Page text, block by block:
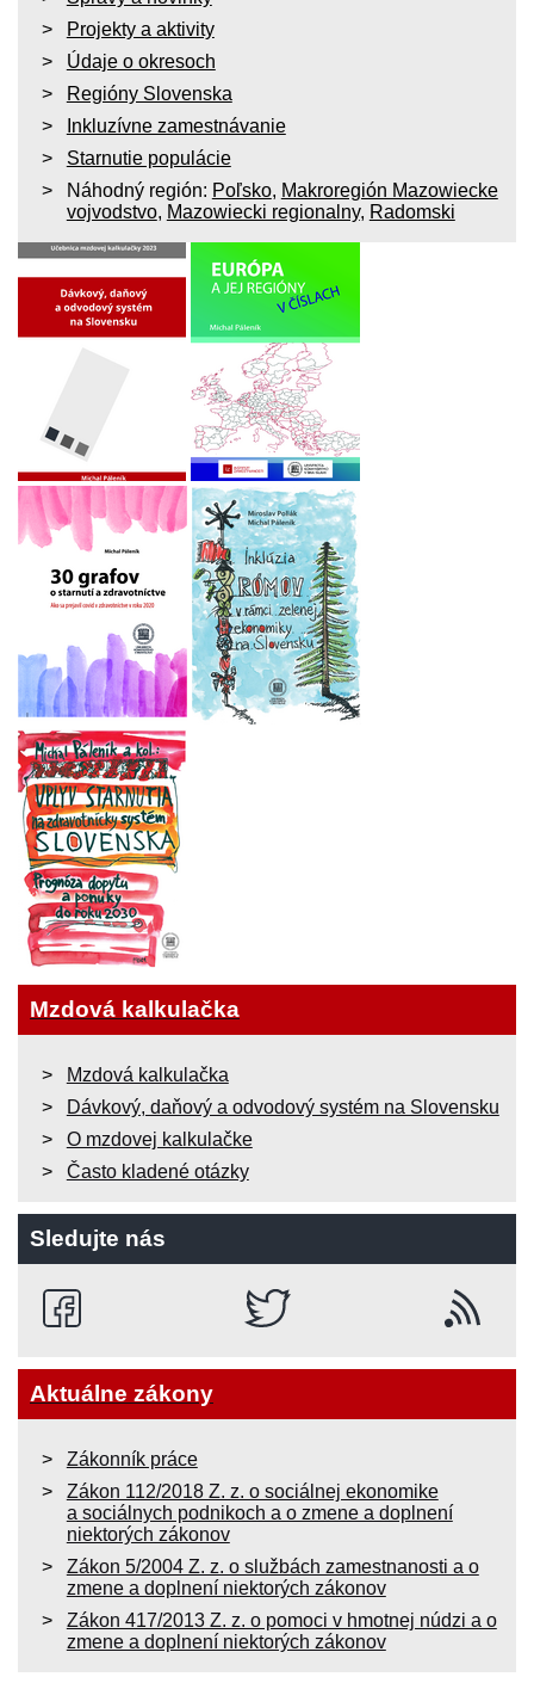
Projekty a aktivity
Údaje o okresoch
Regióny Slovenska
Inkluzívne zamestnávanie
Starnutie populácie
Náhodný región: Poľsko, Makroregión Mazowiecke
vojvodstvo, Mazowiecki regionalny, Radomski
Mzdová kalkulačka
Mzdová kalkulačka
Dávkový, daňový a odvodový systém na Slovensku
O mzdovej kalkulačke
Často kladené otázky
Sledujte nás
Aktuálne zákony
Zákonník práce
Zákon 112/2018 Z. z. o sociálnej ekonomike
a sociálnych podnikoch a o zmene a doplnení
niektorých zákonov
Zákon 5/2004 Z. z. o službách zamestnanosti a o
zmene a doplnení niektorých zákonov
Zákon 417/2013 Z. z. o pomoci v hmotnej núdzi a o
zmene a doplnení niektorých zákonov